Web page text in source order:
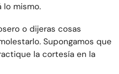
lo mismo.
o dijeras cosas
Supongamos que
la cortesía en la